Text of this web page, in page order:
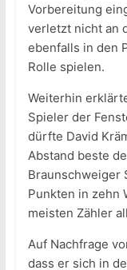
Vorbereitung
verletzt nicht an
ebenfalls in den
Rolle spielen.
Weiterhin
Spieler der
dürfte David
Abstand beste
Braunschweiger
Punkten in zehn
meisten Zähler
Auf Nachfrage
dass er sich in